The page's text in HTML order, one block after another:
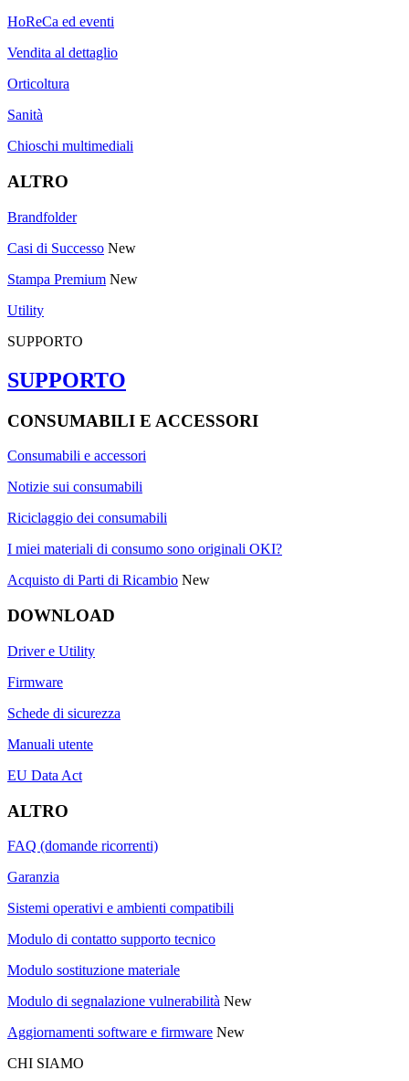
HoReCa ed eventi
Vendita al dettaglio
Orticoltura
Sanità
Chioschi multimediali
ALTRO
Brandfolder
Casi di Successo New
Stampa Premium New
Utility
SUPPORTO
SUPPORTO
CONSUMABILI E ACCESSORI
Consumabili e accessori
Notizie sui consumabili
Riciclaggio dei consumabili
I miei materiali di consumo sono originali OKI?
Acquisto di Parti di Ricambio New
DOWNLOAD
Driver e Utility
Firmware
Schede di sicurezza
Manuali utente
EU Data Act
ALTRO
FAQ (domande ricorrenti)
Garanzia
Sistemi operativi e ambienti compatibili
Modulo di contatto supporto tecnico
Modulo sostituzione materiale
Modulo di segnalazione vulnerabilità New
Aggiornamenti software e firmware New
CHI SIAMO